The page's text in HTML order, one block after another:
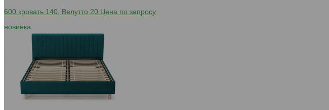
600 кровать 140, Велутто 20 Цена по запросу
новинка